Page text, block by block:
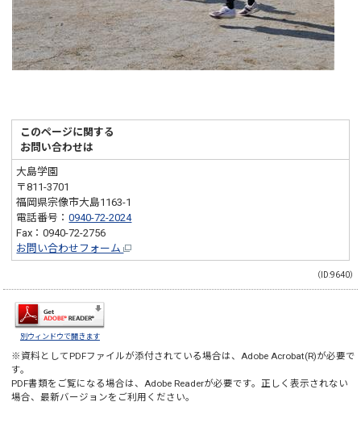
このページに関する
お問い合わせは
大島学園
〒811-3701
福岡県宗像市大島1163-1
電話番号：0940-72-2024
Fax：0940-72-2756
お問い合わせフォーム
（ID:9640）
別ウィンドウで開きます
※資料としてPDFファイルが添付されている場合は、 Adobe Acrobat(R)が必要で
す。
PDF書類をご覧になる場合は、 Adobe Readerが必要です。正しく表示されない
場合、最新バージョンをご利用ください。